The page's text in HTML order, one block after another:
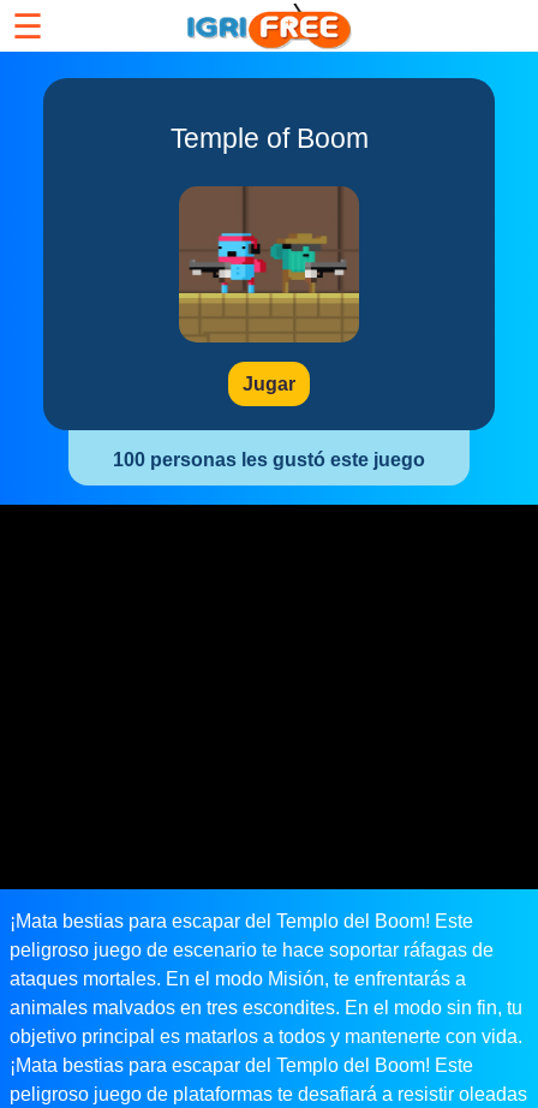
☰
Temple of Boom
Jugar
100 personas les gustó este juego
¡Mata bestias para escapar del Templo del Boom! Este
peligroso juego de escenario te hace soportar ráfagas de
ataques mortales. En el modo Misión, te enfrentarás a
animales malvados en tres escondites. En el modo sin fin, tu
objetivo principal es matarlos a todos y mantenerte con vida.
¡Mata bestias para escapar del Templo del Boom! Este
peligroso juego de plataformas te desafiará a resistir oleadas